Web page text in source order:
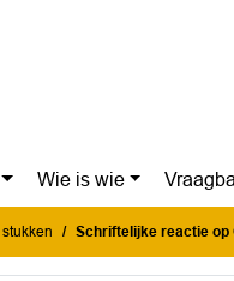
Wie is wie
Schriftelijke reactie op